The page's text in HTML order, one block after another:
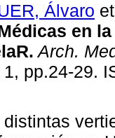
Álvaro
en
. Arch.
pp.24-29.